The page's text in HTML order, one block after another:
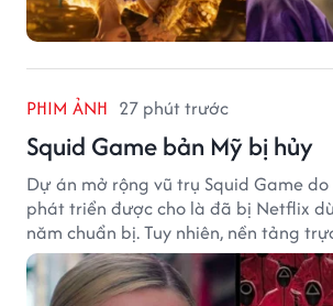
PHIM ẢNH 27 phút trước
Squid Game bản Mỹ bị hủy
Dự án mở rộng vũ trụ Squid Game
phát triển được cho là đã bị Netflix
năm chuẩn bị. Tuy nhiên, nền tảng
vẫn chưa đưa ra thông báo chính